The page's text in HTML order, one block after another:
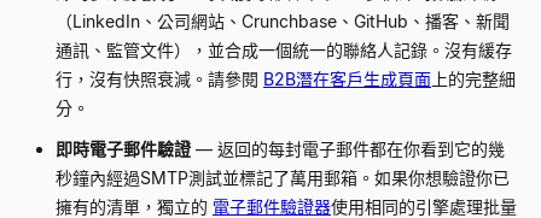
（LinkedIn、公司網站、Crunchbase、GitHub、播客、新聞
通訊、監管文件），並合成一個統一的聯絡人記錄。沒有緩存
行，沒有快照衰減。請參閱 B2B潛在客戶生成頁面 上的完整細
分。
即時電子郵件驗證 — 返回的每封電子郵件都在你看到它的幾
秒鐘內經過SMTP測試並標記了萬用郵箱。如果你想驗證你已
擁有的清單，獨立的 電子郵件驗證器使用相同的引擎處理批量